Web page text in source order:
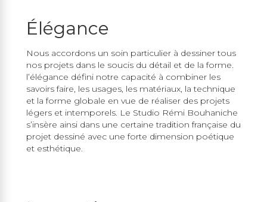
Élégance
Nous accordons un soin particulier à dessiner tous
nos projets dans le soucis du détail et de la forme.
l’élégance défini notre capacité à combiner les
savoirs faire, les usages, les matériaux, la technique
et la forme globale en vue de réaliser des projets
légers et intemporels. Le Studio Rémi Bouhaniche
s’insère ainsi dans une certaine tradition française du
projet dessiné avec une forte dimension poétique
et esthétique.